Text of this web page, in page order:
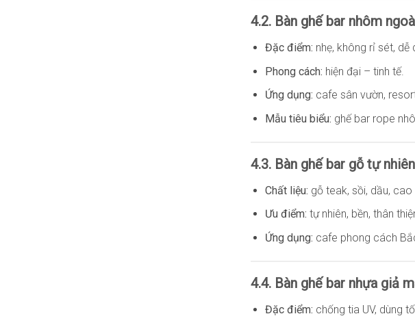
4.2. Bàn ghế bar nhôm
Đặc điểm: nhẹ, không rỉ sét, dễ
Phong cách: hiện đại – tinh tế.
Ứng dụng: cafe sân vườn,
Mẫu tiêu biểu: ghế bar rope
4.3. Bàn ghế bar gỗ tự nhiên
Chất liệu: gỗ teak, sồi, dầu, cao
Ưu điểm: tự nhiên, bền, thân
Ứng dụng: cafe phong cách
4.4. Bàn ghế bar nhựa giả
Đặc điểm: chống tia UV, dùng